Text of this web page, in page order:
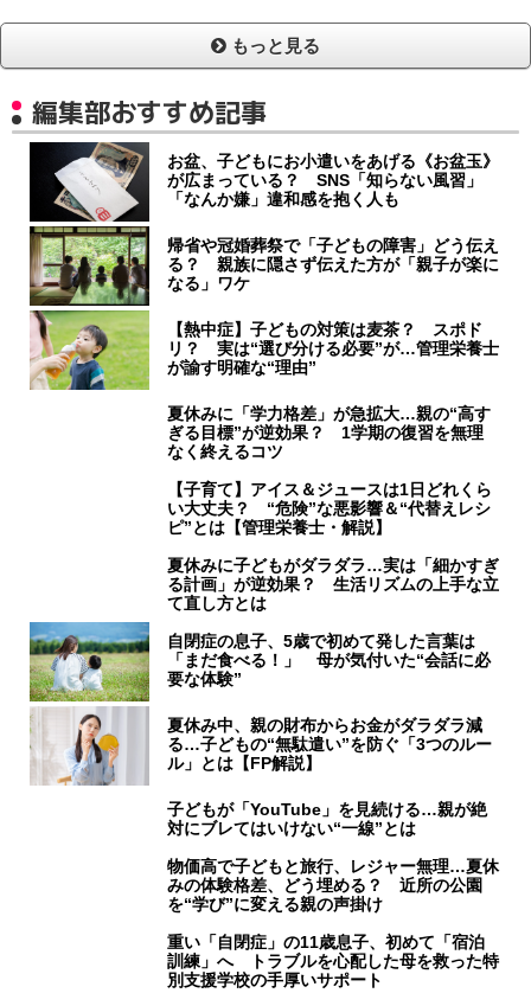
もっと見る
編集部おすすめ記事
お盆、子どもにお小遣いをあげる《お盆玉》
が広まっている？ SNS「知らない風習」
「なんか嫌」違和感を抱く人も
帰省や冠婚葬祭で「子どもの障害」どう伝え
る？ 親族に隠さず伝えた方が「親子が楽に
なる」ワケ
【熱中症】子どもの対策は麦茶？ スポド
リ？ 実は“選び分ける必要”が…管理栄養士
が諭す明確な“理由”
夏休みに「学力格差」が急拡大…親の“高す
ぎる目標”が逆効果？ 1学期の復習を無理
なく終えるコツ
【子育て】アイス＆ジュースは1日どれくら
い大丈夫？ “危険”な悪影響＆“代替えレシ
ピ”とは【管理栄養士・解説】
夏休みに子どもがダラダラ…実は「細かすぎ
る計画」が逆効果？ 生活リズムの上手な立
て直し方とは
自閉症の息子、5歳で初めて発した言葉は
「まだ食べる！」 母が気付いた“会話に必
要な体験”
夏休み中、親の財布からお金がダラダラ減
る…子どもの“無駄遣い”を防ぐ「3つのルー
ル」とは【FP解説】
子どもが「YouTube」を見続ける…親が絶
対にブレてはいけない“一線”とは
物価高で子どもと旅行、レジャー無理…夏休
みの体験格差、どう埋める？ 近所の公園
を“学び”に変える親の声掛け
重い「自閉症」の11歳息子、初めて「宿泊
訓練」へ トラブルを心配した母を救った特
別支援学校の手厚いサポート